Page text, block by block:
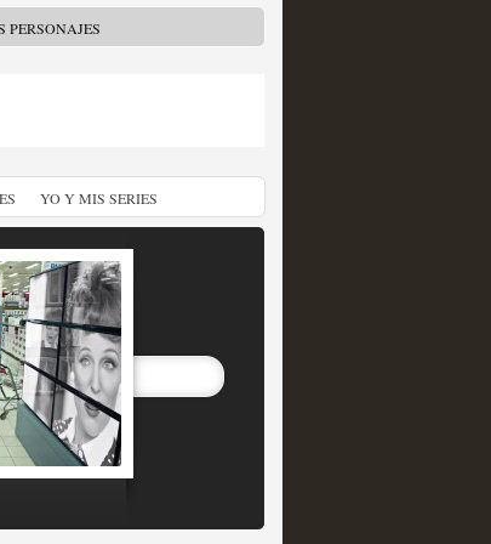
PERSONAJES
YO Y MIS SERIES